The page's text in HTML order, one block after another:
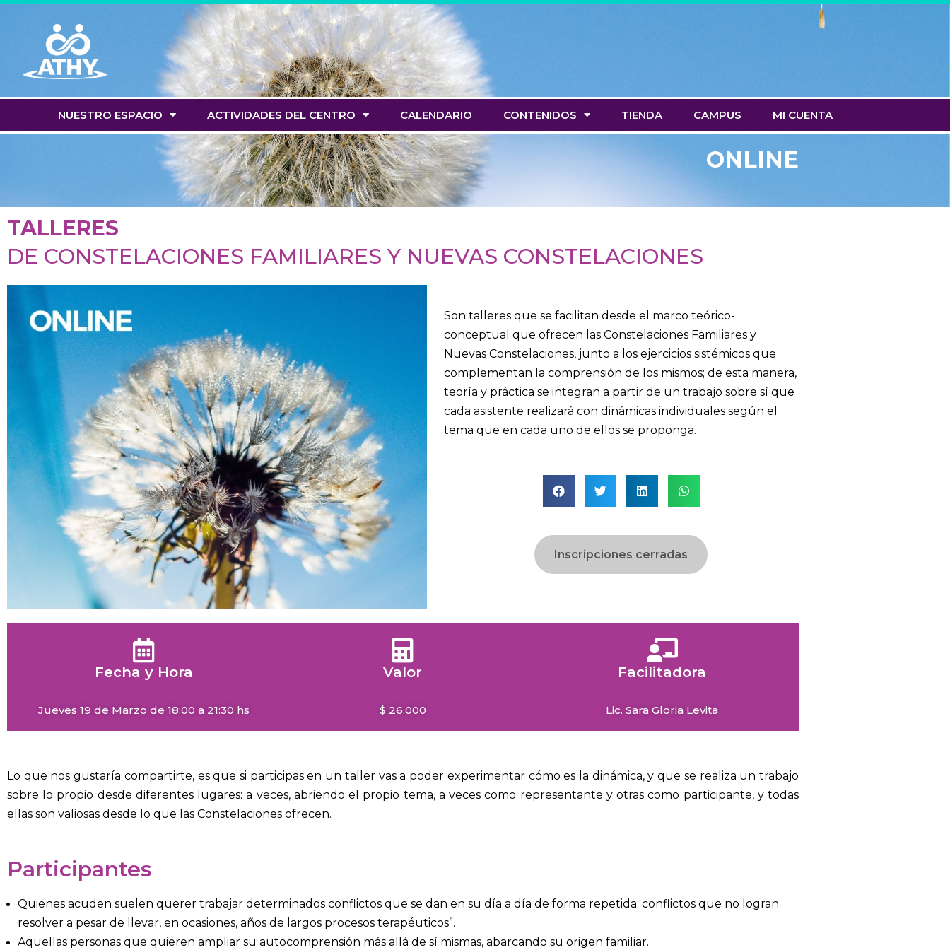
contenido
NUESTRO ESPACIO ACTIVIDADES DEL CENTRO CALENDARIO CONTENIDOS TIENDA CAMPUS MI CUENTA
ONLINE
TALLERES
DE CONSTELACIONES FAMILIARES Y NUEVAS CONSTELACIONES
Son talleres que se facilitan desde el marco teórico-
conceptual que ofrecen las Constelaciones Familiares y
Nuevas Constelaciones, junto a los ejercicios sistémicos que
complementan la comprensión de los mismos; de esta manera,
teoría y práctica se integran a partir de un trabajo sobre sí que
cada asistente realizará con dinámicas individuales según el
tema que en cada uno de ellos se proponga.
Inscripciones cerradas
Fecha y Hora
Jueves 19 de Marzo de 18:00 a 21:30 hs
Valor
$ 26.000
Facilitadora
Lic. Sara Gloria Levita
Lo que nos gustaría compartirte, es que si participas en un taller vas a poder experimentar cómo es la dinámica, y que se realiza un trabajo
sobre lo propio desde diferentes lugares: a veces, abriendo el propio tema, a veces como representante y otras como participante, y todas
ellas son valiosas desde lo que las Constelaciones ofrecen.
Participantes
Quienes acuden suelen querer trabajar determinados conflictos que se dan en su día a día de forma repetida; conflictos que no logran
resolver a pesar de llevar, en ocasiones, años de largos procesos terapéuticos”.
Aquellas personas que quieren ampliar su autocomprensión más allá de sí mismas, abarcando su origen familiar.